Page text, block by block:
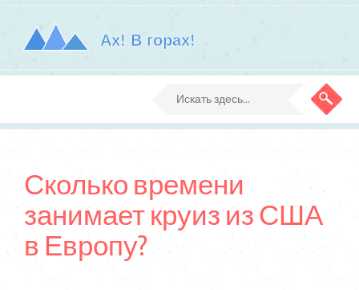
Сколько времени
занимает круиз из США
в Европу?